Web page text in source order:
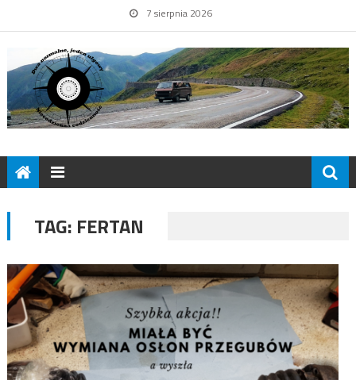
7 sierpnia 2026
TAG: FERTAN